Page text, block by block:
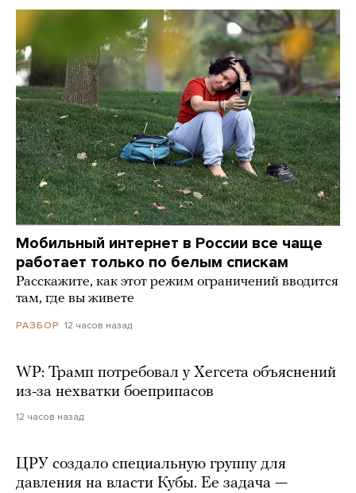
Мобильный интернет в России все чаще
работает только по белым спискам
Расскажите, как этот режим ограничений вводится
там, где вы живете
РАЗБОР 12 часов назад
WP: Трамп потребовал у Хегсета объяснений
из-за нехватки боеприпасов
12 часов назад
ЦРУ создало специальную группу для
давления на власти Кубы. Ее задача —